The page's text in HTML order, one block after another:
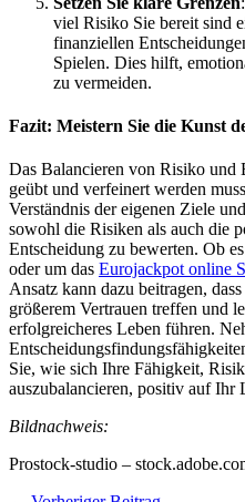
viel Risiko Sie bereit sind
finanziellen
Spielen. Dies hilft,
zu vermeiden.
Fazit: Meistern Sie die Kunst
Das Balancieren von Risiko und
geübt und verfeinert werden
Verständnis der eigenen Ziele
sowohl die Risiken als auch die
Entscheidung zu bewerten. Ob
oder um das Eurojackpot online
Ansatz kann dazu beitragen,
größerem Vertrauen treffen und
erfolgreicheres Leben führen.
Sie, wie sich Ihre Fähigkeit,
auszubalancieren, positiv auf Ihr
Bildnachweis:
Prostock-studio –